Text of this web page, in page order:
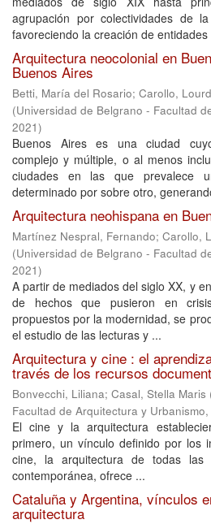
agrupación por colectividades de
favoreciendo la creación de entidades
Arquitectura neocolonial en
Buenos Aires
Betti, María del Rosario; Carollo,
(Universidad de Belgrano - Facultad
2021)
Buenos Aires es una ciudad
complejo y múltiple, o al menos
ciudades en las que prevalece
determinado por sobre otro,
Arquitectura neohispana en
Martínez Nespral, Fernando; Carollo,
(Universidad de Belgrano - Facultad
2021)
A partir de mediados del siglo XX, y
de hechos que pusieron en
propuestos por la modernidad, se
el estudio de las lecturas y ...
Arquitectura y cine : el
través de los recursos
Bonvecchi, Liliana; Casal, Stella Maris
Facultad de Arquitectura y Urbanismo,
El cine y la arquitectura
primero, un vínculo definido por los
cine, la arquitectura de todas
contemporánea, ofrece ...
Cataluña y Argentina, vínculos
arquitectura